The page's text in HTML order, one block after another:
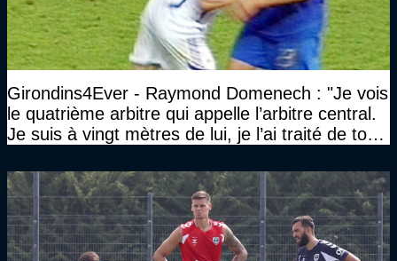
Girondins4Ever - Raymond Domenech : "Je vois
le quatrième arbitre qui appelle l’arbitre central.
Je suis à vingt mètres de lui, je l’ai traité de tous